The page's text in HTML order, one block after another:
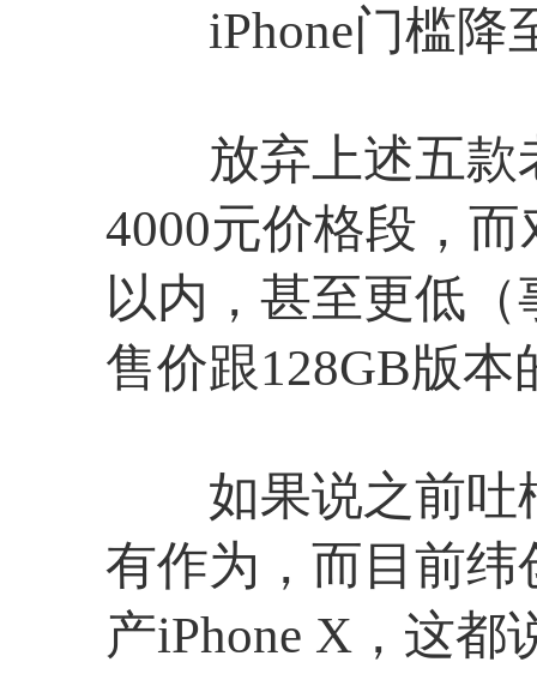
iPhone门槛降至
放弃上述五款老
4000元价格段，
以内，甚至更低
售价跟128GB版
如果说之前吐槽
有作为，而目前纬
产iPhone X，这